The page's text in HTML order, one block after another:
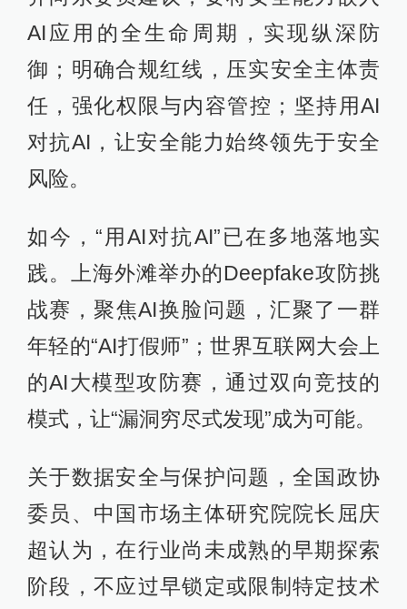
AI应用的全生命周期，实现纵深防
御；明确合规红线，压实安全主体责
任，强化权限与内容管控；坚持用AI
对抗AI，让安全能力始终领先于安全
风险。
如今，“用AI对抗AI”已在多地落地实
践。上海外滩举办的Deepfake攻防挑
战赛，聚焦AI换脸问题，汇聚了一群
年轻的“AI打假师”；世界互联网大会上
的AI大模型攻防赛，通过双向竞技的
模式，让“漏洞穷尽式发现”成为可能。
关于数据安全与保护问题，全国政协
委员、中国市场主体研究院院长屈庆
超认为，在行业尚未成熟的早期探索
阶段，不应过早锁定或限制特定技术